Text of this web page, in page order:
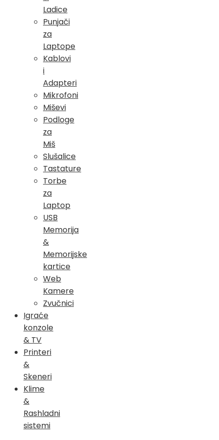
Ladice
Punjači
za
Laptope
Kablovi
i
Adapteri
Mikrofoni
Miševi
Podloge
za
Miš
Slušalice
Tastature
Torbe
za
Laptop
USB
Memorija
&
Memorijske
kartice
Web
Kamere
Zvučnici
Igraće
konzole
& TV
Printeri
&
Skeneri
Klime
&
Rashladni
sistemi